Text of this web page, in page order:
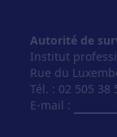
Autorité de
Institut
Rue du
Tél. : 02 505 38
E-mail :